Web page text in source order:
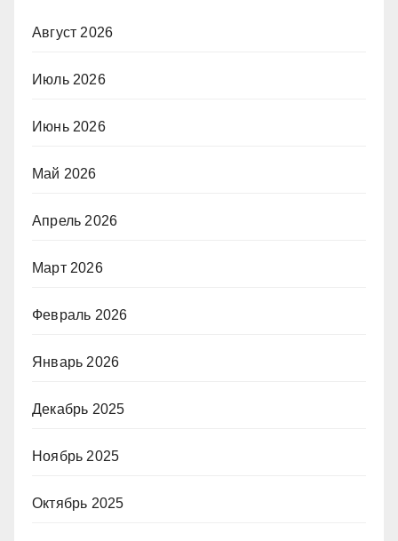
Август 2026
Июль 2026
Июнь 2026
Май 2026
Апрель 2026
Март 2026
Февраль 2026
Январь 2026
Декабрь 2025
Ноябрь 2025
Октябрь 2025